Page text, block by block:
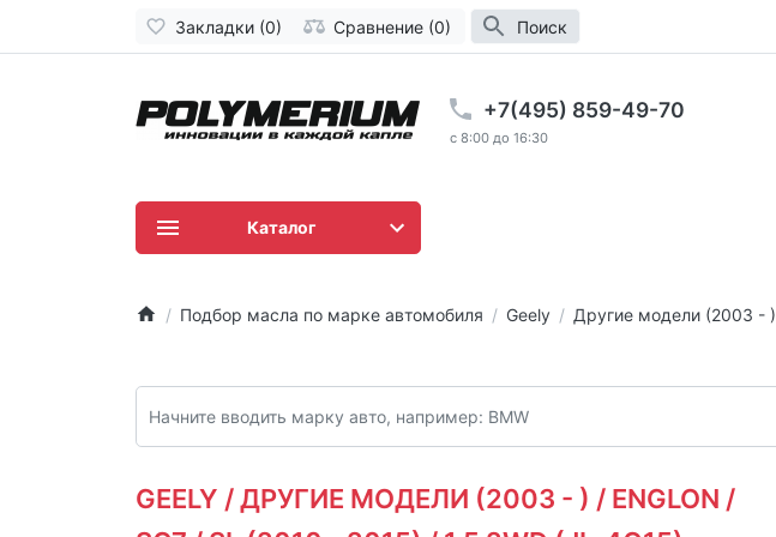
Закладки (0) Сравнение (0) Поиск
+7(495) 859-49-70
c 8:00 до 16:30
Каталог
Подбор масла по марке автомобиля Geely Другие модели (2003 - )
GEELY / ДРУГИЕ МОДЕЛИ (2003 - ) / ENGLON /